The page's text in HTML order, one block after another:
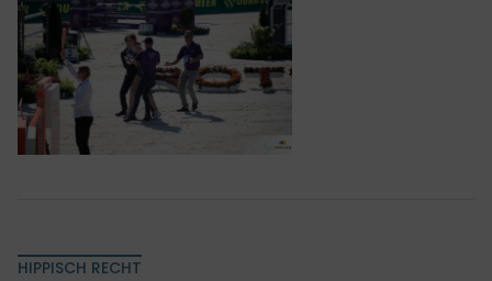
HIPPISCH RECHT